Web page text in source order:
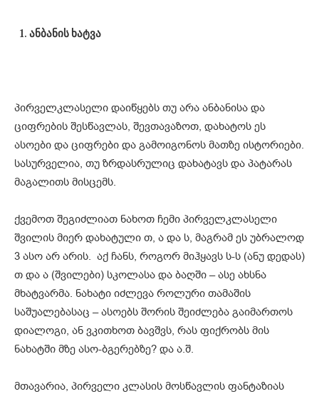
ანბანის ხატვა
პირველკლასელი დაიწყებს თუ არა ანბანისა და
ციფრების შესწავლას, შევთავაზოთ, დახატოს ეს
ასოები და ციფრები და გამოიგონოს მათზე ისტორიები.
სასურველია, თუ ზრდასრულიც დახატავს და პატარას
მაგალითს მისცემს.
ქვემოთ შეგიძლიათ ნახოთ ჩემი პირველკლასელი
შვილის მიერ დახატული თ, ა და ს, მაგრამ ეს უბრალოდ
3 ასო არ არის. აქ ჩანს, როგორ მიჰყავს ს-ს (ანუ დედას)
თ და ა (შვილები) სკოლასა და ბაღში – ასე ახსნა
მხატვარმა. ნახატი იძლევა როლური თამაშის
საშუალებასაც – ასოებს შორის შეიძლება გაიმართოს
დიალოგი, ან ვკითხოთ ბავშვს, რას ფიქრობს მის
ნახატში მზე ასო-ბგერებზე? და ა.შ.
მთავარია, პირველი კლასის მოსწავლის ფანტაზიას